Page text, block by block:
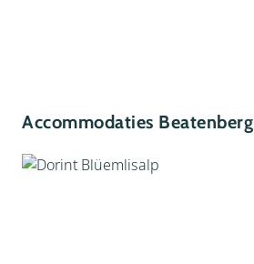
Accommodaties Beatenberg